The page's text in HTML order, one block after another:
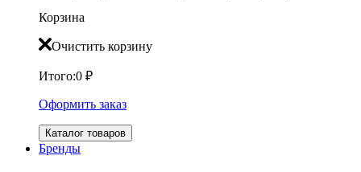
Корзина
Очистить корзину
Итого:0 ₽
Оформить заказ
Каталог товаров
Бренды